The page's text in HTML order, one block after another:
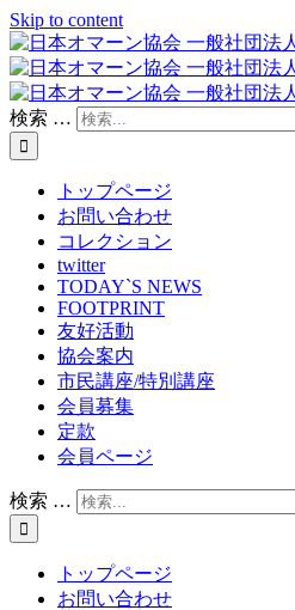
Skip to content
検索 …
トップページ
お問い合わせ
コレクション
twitter
TODAY`S NEWS
FOOTPRINT
友好活動
協会案内
市民講座/特別講座
会員募集
定款
会員ページ
検索 …
トップページ
お問い合わせ